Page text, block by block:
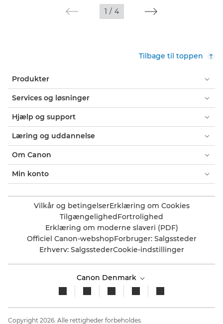
1 / 4
Tilbage til toppen
Produkter
Services og løsninger
Hjælp og support
Læring og uddannelse
Om Canon
Min konto
Vilkår og betingelserErklæring om Cookies
TilgængelighedFortrolighed
Erklæring om moderne slaveri (PDF)
Officiel Canon-webshopForbruger: Salgssteder
Erhverv: SalgsstederCookie-indstillinger
Canon Denmark
Copyright 2026. Alle rettigheder forbeholdes.